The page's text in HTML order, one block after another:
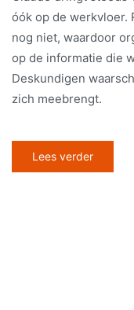
óók op de werkvloer.
nog niet, waardoor
op de informatie die
Deskundigen
zich meebrengt.
Lees verder